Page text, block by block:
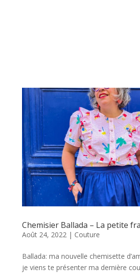
Chemisier Ballada – La petite
Août 24, 2022 | Couture
Ballada: ma nouvelle chemisette
je viens te présenter ma dernière